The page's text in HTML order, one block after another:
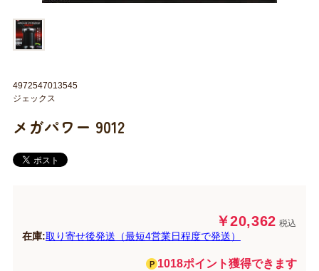
メガパワー 9012
￥20,362 税込
在庫:取り寄せ後発送（最短4営業日程度で発送）
1018ポイント獲得できます
4972547013545
ジェックス